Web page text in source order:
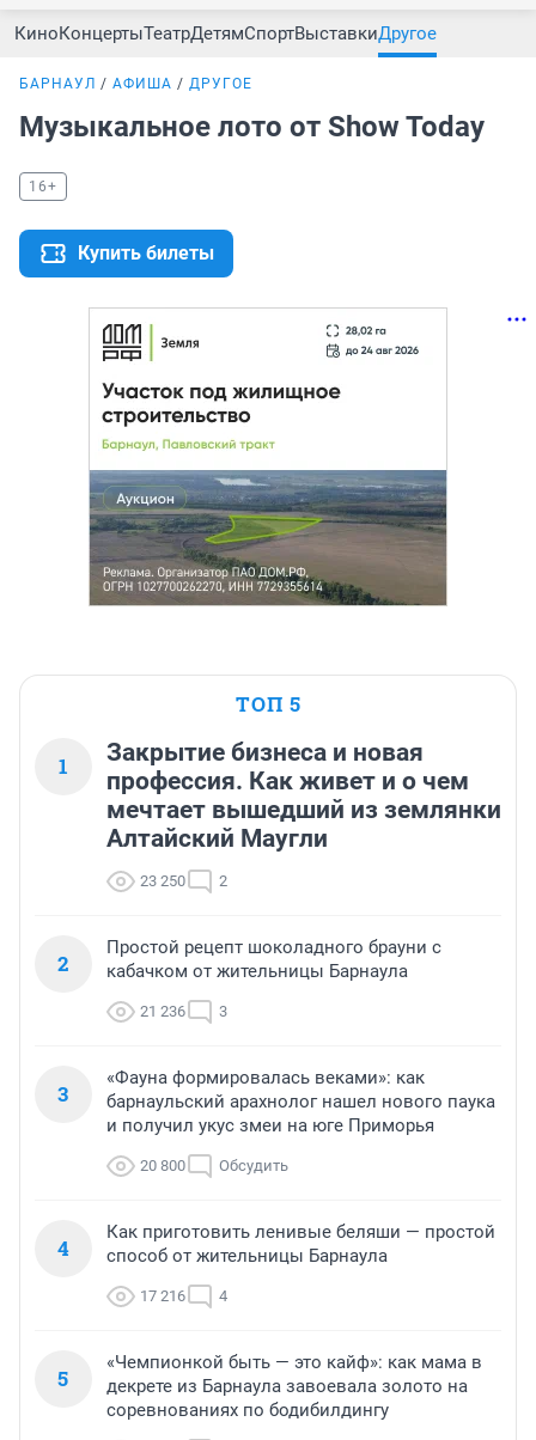
КиноКонцертыТеатрДетямСпортВыставкиДругое
БАРНАУЛ АФИША ДРУГОЕ
Музыкальное лото от Show Today
16+
Купить билеты
ТОП 5
1
Закрытие бизнеса и новая
профессия. Как живет и о чем
мечтает вышедший из землянки
Алтайский Маугли
23 250 2
2
Простой рецепт шоколадного брауни с
кабачком от жительницы Барнаула
21 236 3
3
«Фауна формировалась веками»: как
барнаульский арахнолог нашел нового паука
и получил укус змеи на юге Приморья
20 800 Обсудить
4
Как приготовить ленивые беляши — простой
способ от жительницы Барнаула
17 216 4
5
«Чемпионкой быть — это кайф»: как мама в
декрете из Барнаула завоевала золото на
соревнованиях по бодибилдингу